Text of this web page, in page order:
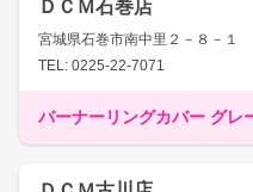
ＤＣＭ石巻店
宮城県石巻市南中里２－８－１
TEL: 0225-22-7071
バーナーリングカバー グレ